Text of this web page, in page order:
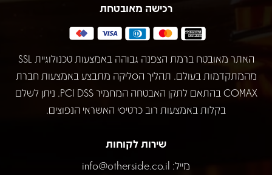
רכישה מאובטחת
האתר מאובטח ברמת הצפנה גבוהה באמצעות טכנולוגיית SSL
מהמתקדמות בעולם. תהליך הסליקה מתבצע באמצעות חברת
COMAX בהתאם לתקן האבטחה המחמיר PCI DSS. ניתן לשלם
בקלות באמצעות רוב כרטיסי האשראי הנפוצים.
שירות לקוחות
מייל: info@otherside.co.il